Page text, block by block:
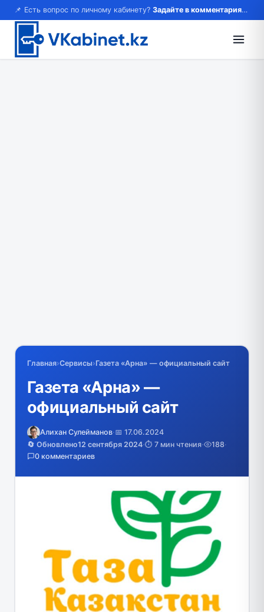
📌 Есть вопрос по личному кабинету? Задайте в комментариях — ответим!
Главная›Сервисы›Газета «Арна» — официальный сайт
Газета «Арна» —
официальный сайт
Алихан Сулейманов·📅 17.06.2024
🔄 Обновлено12 сентября 2024·⏱️ 7 мин чтения· 188·
0 комментариев